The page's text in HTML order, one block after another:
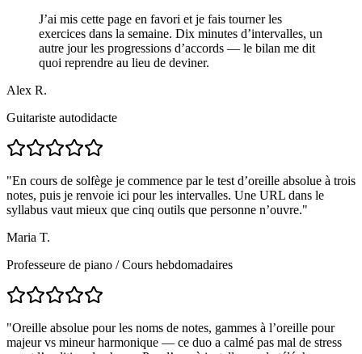
J’ai mis cette page en favori et je fais tourner les
exercices dans la semaine. Dix minutes d’intervalles, un
autre jour les progressions d’accords — le bilan me dit
quoi reprendre au lieu de deviner.
Alex R.
Guitariste autodidacte
"En cours de solfège je commence par le test d’oreille absolue à trois
notes, puis je renvoie ici pour les intervalles. Une URL dans le
syllabus vaut mieux que cinq outils que personne n’ouvre."
Maria T.
Professeure de piano /Cours hebdomadaires
"Oreille absolue pour les noms de notes, gammes à l’oreille pour
majeur vs mineur harmonique — ce duo a calmé pas mal de stress